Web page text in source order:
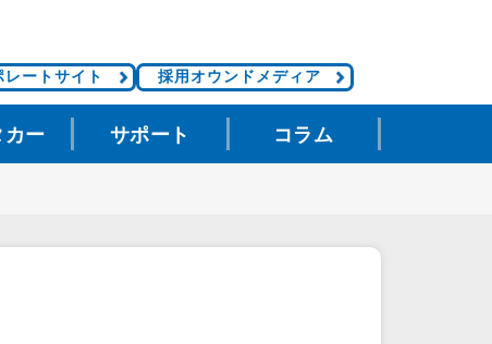
レートサイト 採用オウンドメディア
カー サポート コラム